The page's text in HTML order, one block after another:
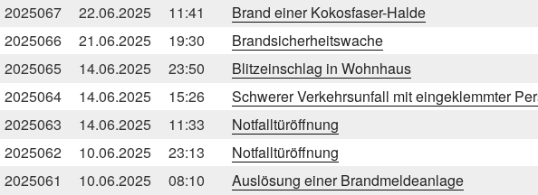
2025067
22.06.2025 11:41
Brand einer Kokosfaser-Halde
2025066
21.06.2025 19:30
Brandsicherheitswache
2025065
14.06.2025 23:50
Blitzeinschlag in Wohnhaus
2025064
14.06.2025 15:26
Schwerer Verkehrsunfall mit eingeklemmter
2025063
14.06.2025 11:33
Notfalltüröffnung
2025062
10.06.2025 23:13
Notfalltüröffnung
2025061
10.06.2025 08:10
Auslösung einer Brandmeldeanlage